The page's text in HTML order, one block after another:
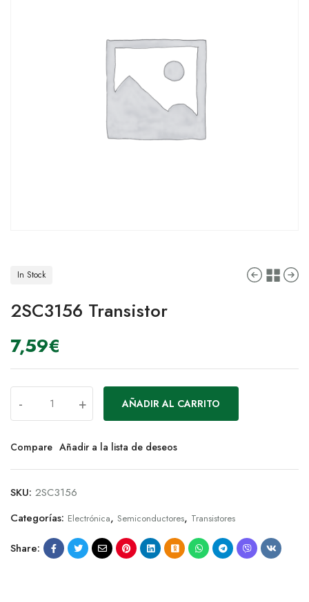
In Stock
2SC3156 Transistor
7,59€
- + AÑADIR AL CARRITO
Compare Añadir a la lista de deseos
SKU: 2SC3156
Categorías: Electrónica, Semiconductores, Transistores
Share: